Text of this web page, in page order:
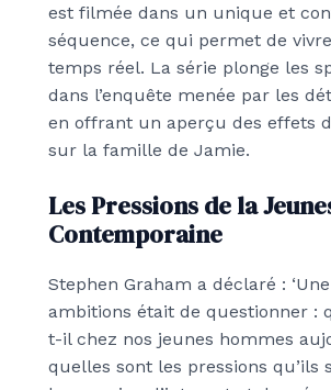
est filmée dans un unique et
séquence, ce qui permet de
temps réel. La série plonge les
dans l’enquête menée par les
en offrant un aperçu des effets
sur la famille de Jamie.
Les Pressions de la
Contemporaine
Stephen Graham a déclaré :
ambitions était de questionner :
t-il chez nos jeunes hommes
quelles sont les pressions qu’ils